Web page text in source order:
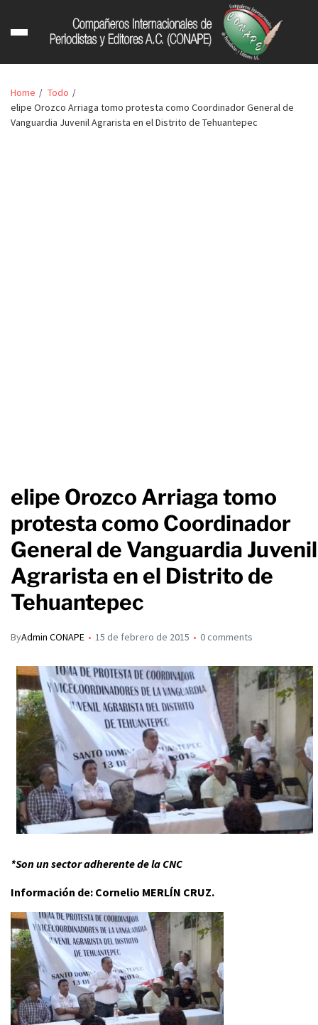
Home
Todo
elipe Orozco Arriaga tomo protesta como Coordinador General de
Vanguardia Juvenil Agrarista en el Distrito de Tehuantepec
elipe Orozco Arriaga tomo
protesta como Coordinador
General de Vanguardia Juvenil
Agrarista en el Distrito de
Tehuantepec
ByAdmin CONAPE 15 de febrero de 2015 0 comments
*Son un sector adherente de la CNC
Información de: Cornelio MERLÍN CRUZ.